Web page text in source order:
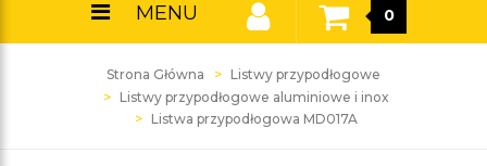
MENU 0
Strona Główna
Listwy przypodłogowe
Listwy przypodłogowe aluminiowe i inox
Listwa przypodłogowa MD017A